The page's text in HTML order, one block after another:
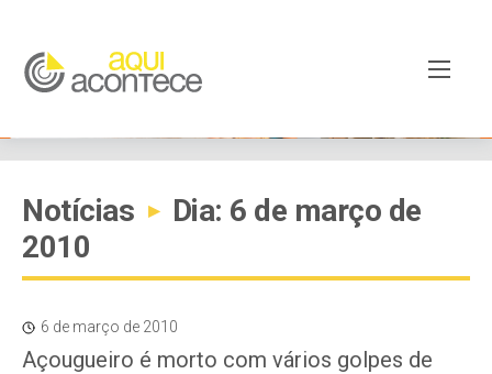
Notícias ▸
Dia: 6 de março de
2010
6 de março de 2010
Açougueiro é morto com vários golpes de